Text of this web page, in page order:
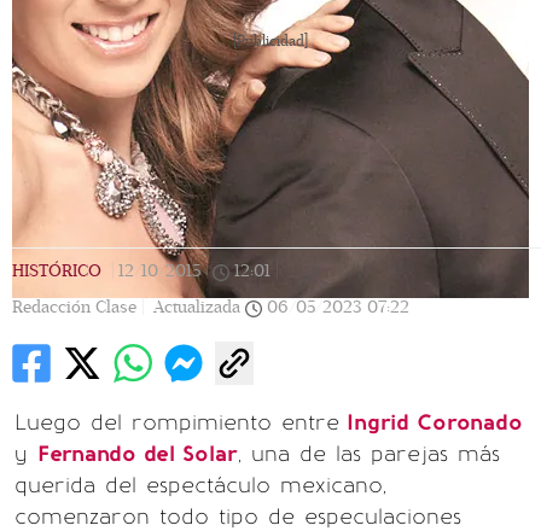
[Publicidad]
HISTÓRICO 12/10/2015 | 12:01
Redacción Clase |
Actualizada 06/05/2023 07:22
Luego del rompimiento entre Ingrid Coronado
y Fernando del Solar, una de las parejas más
querida del espectáculo mexicano,
comenzaron todo tipo de especulaciones